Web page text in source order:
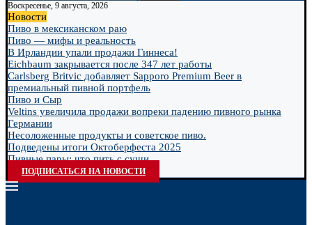
Воскресенье, 9 августа, 2026
Новости
Пиво в мексиканском раю
Пиво — мифы и реальность
В Ирландии упали продажи Гиннеса!
Eichbaum закрывается после 347 лет работы
Carlsberg Britvic добавляет Sapporo Premium Beer в
премиальный пивной портфель
Пиво и Сыр
Veltins увеличила продажи вопреки падению пивного рынка
Германии
Несоложенные продукты и советское пиво.
Подведены итоги Октоберфеста 2025
Пивные пары: что пить с суши
ПОДПИСАТЬСЯ НА НОВОСТИ